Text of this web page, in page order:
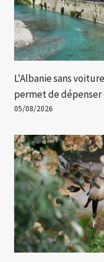
L'Albanie sans
permet de dépenser
05/08/2026